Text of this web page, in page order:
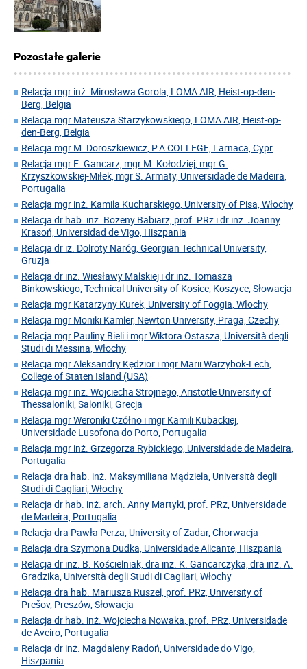
Pozostałe galerie
Relacja mgr inż. Mirosława Gorola, LOMA AIR, Heist-op-den-
Berg, Belgia
Relacja mgr Mateusza Starzykowskiego, LOMA AIR, Heist-op-
den-Berg, Belgia
Relacja mgr M. Doroszkiewicz, P.A COLLEGE, Larnaca, Cypr
Relacja mgr E. Gancarz, mgr M. Kołodziej, mgr G.
Krzyszkowskiej-Miłek, mgr S. Armaty, Universidade de Madeira,
Portugalia
Relacja mgr inż. Kamila Kucharskiego, University of Pisa, Włochy
Relacja dr hab. inż. Bożeny Babiarz, prof. PRz i dr inż. Joanny
Krasoń, Universidad de Vigo, Hiszpania
Relacja dr iż. Dolroty Naróg, Georgian Technical University,
Gruzja
Relacja dr inż. Wiesławy Malskiej i dr inż. Tomasza
Binkowskiego, Technical University of Kosice, Koszyce, Słowacja
Relacja mgr Katarzyny Kurek, University of Foggia, Włochy
Relacja mgr Moniki Kamler, Newton University, Praga, Czechy
Relacja mgr Pauliny Bieli i mgr Wiktora Ostasza, Università degli
Studi di Messina, Włochy
Relacja mgr Aleksandry Kędzior i mgr Marii Warzybok-Lech,
College of Staten Island (USA)
Relacja mgr inż. Wojciecha Strojnego, Aristotle University of
Thessaloniki, Saloniki, Grecja
Relacja mgr Weroniki Czółno i mgr Kamili Kubackiej,
Universidade Lusofona do Porto, Portugalia
Relacja mgr inż. Grzegorza Rybickiego, Universidade de Madeira,
Portugalia
Relacja dra hab. inż. Maksymiliana Mądziela, Università degli
Studi di Cagliari, Włochy
Relacja dr hab. inż. arch. Anny Martyki, prof. PRz, Universidade
de Madeira, Portugalia
Relacja dra Pawła Perza, University of Zadar, Chorwacja
Relacja dra Szymona Dudka, Universidade Alicante, Hiszpania
Relacja dr inż. B. Kościelniak, dra inż. K. Gancarczyka, dra inż. A.
Gradzika, Università degli Studi di Cagliari, Włochy
Relacja dra hab. Mariusza Ruszel, prof. PRz, University of
Prešov, Preszów, Słowacja
Relacja dr hab. inż. Wojciecha Nowaka, prof. PRz, Universidade
de Aveiro, Portugalia
Relacja dr inż. Magdaleny Radoń, Universidade do Vigo,
Hiszpania